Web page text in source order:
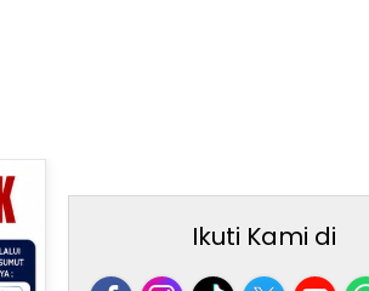
Ikuti Kami di